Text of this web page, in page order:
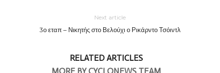
Next article
3ο εταπ – Νικητής στο Βελούχι ο Ρικάρντο Τσόιντλ
RELATED ARTICLES